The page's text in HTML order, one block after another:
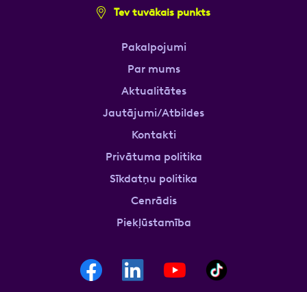
Tev tuvākais punkts
Pakalpojumi
Par mums
Aktualitātes
Jautājumi/Atbildes
Kontakti
Privātuma politika
Sīkdatņu politika
Cenrādis
Piekļūstamība